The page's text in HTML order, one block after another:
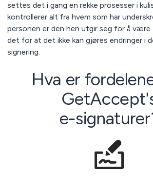
settes det i gang en rekke prosesser i
kontrollerer alt fra hvem som har
personen er den hen utgir seg for å
det for at det ikke kan gjøres endringer i
signering.
Hva er
e-